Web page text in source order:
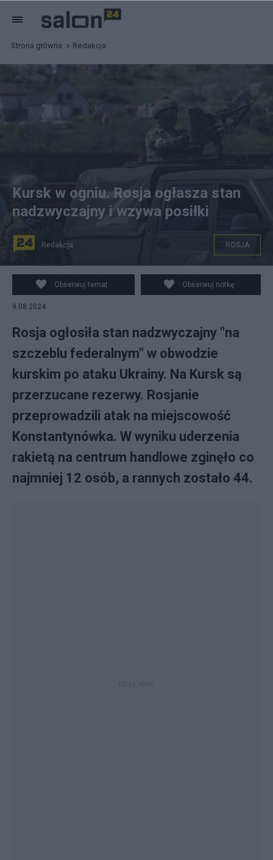
Strona główna Redakcja
fot. PAP/EPA
Kursk w ogniu. Rosja ogłasza stan
nadzwyczajny i wzywa posiłki
Redakcja ROSJA
Obserwuj temat Obserwuj notkę
9.08.2024
Rosja ogłosiła stan nadzwyczajny "na
szczeblu federalnym" w obwodzie
kurskim po ataku Ukrainy. Na Kursk są
przerzucane rezerwy. Rosjanie
przeprowadzili atak na miejscowość
Konstantynówka. W wyniku uderzenia
rakietą na centrum handlowe zginęło co
najmniej 12 osób, a rannych zostało 44.